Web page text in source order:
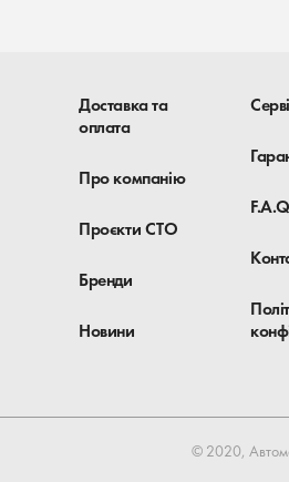
Доставка та
оплата
Про компанію
Проєкти СТО
Бренди
Новини
© 2020,